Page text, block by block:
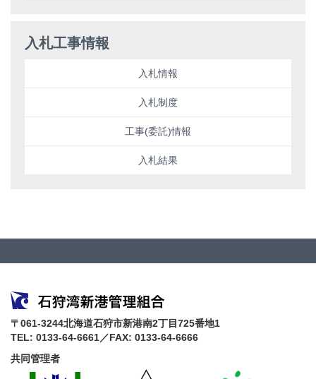
入札工事情報
入札情報
入札制度
工事(委託)情報
入札結果
〒061-3244北海道石狩市新港南2丁目725番地1
TEL: 0133-64-6661／FAX: 0133-64-6666
共同管理者